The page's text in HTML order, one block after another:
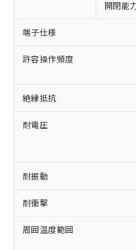
開閉能
端子仕様
許容操作頻度
絶縁抵抗
耐電圧
耐振動
耐衝撃
周囲温度範囲
以下の条件をお
ご利用ください。
本サービ
商品の当
(税抜)を提
当社制御
本サービ
ことをご
在庫状況お
記載して
タに基づ
覧された
準価格と
正式な納
対応予定なし：
非含有に非対応
定はありません。
非含有の対応状
非該当品：ライ
害物質有無と関
仕入先様の事情
いたものが、含
むを得ず変更す
鉛(Pb) 1000ppm以下
(PBDE) 1000ppm以下
ル) (DEHP)(別名：
※1 中国
「○」：最大均質
基準値以下である
「×」：最大均
基準値を超えて
「－」：未確認
*中国RoHS10物質の
Pb(鉛) :1000ppm、
Cr(Ⅵ)(六価クロム) :
ニル類) : 1000ppm、
当社は、
為替および
または国
国政府の
当社は規
○ 一定